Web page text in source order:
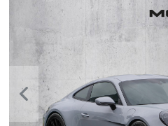
Previous